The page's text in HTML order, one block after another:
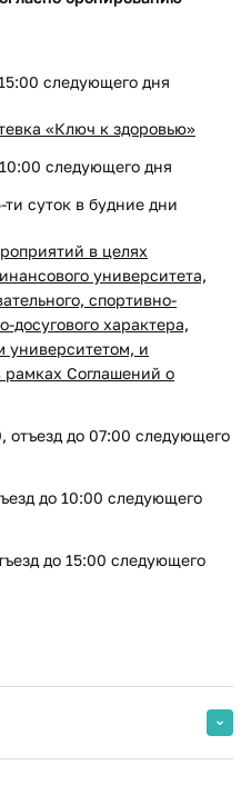
следующего дня
«Ключ к здоровью»
следующего дня
суток в будние дни
в целях
университета,
спортивно-
досугового характера,
университетом, и
Соглашений о
отъезд до 07:00 следующего
до 10:00 следующего
до 15:00 следующего